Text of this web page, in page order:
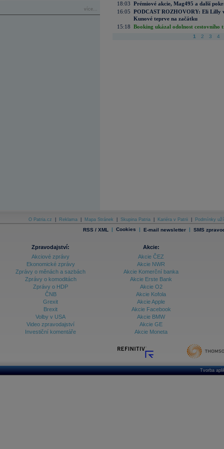
více...
18:03 Prémiové akcie, Mag495 a další
16:05 PODCAST ROZHOVORY: Eli Lilly
Kunové teprve na začátku
15:18 Booking ukázal odolnost cestovního
1 2 3 4
O Patria.cz Reklama Mapa Stránek Skupina Patria Kariéra v Patrii Podmínky
RSS / XML | Cookies | E-mail newsletter | SMS
Zpravodajství:
Akciové zprávy
Ekonomické zprávy
Zprávy o měnách a sazbách
Zprávy o komoditách
Zprávy o HDP
ČNB
Grexit
Brexit
Volby v USA
Video zpravodajství
Investiční komentáře
Akcie:
Akcie ČEZ
Akcie NWR
Akcie Komerční banka
Akcie Erste Bank
Akcie O2
Akcie Kofola
Akcie Apple
Akcie Facebook
Akcie BMW
Akcie GE
Akcie Moneta
Tvorba